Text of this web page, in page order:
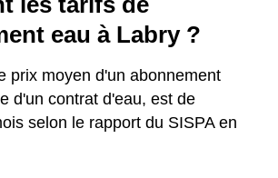
eau à Labry ?
prix moyen d'un abonnement
d'un contrat d'eau, est de
selon le rapport du SISPA en